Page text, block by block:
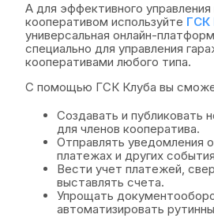
А для эффективного
кооперативом используйте ГСК
универсальная онлайн-
специально для управления
кооперативами любого типа.
С помощью ГСК Клуба вы
Создавать и публиковать
для членов кооператива.
Отправлять уведомления
платежах и других
Вести учет платежей,
выставлять счета.
Упрощать
автоматизировать